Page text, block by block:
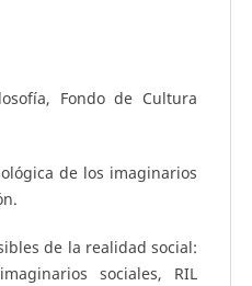
Fondo de Cultura
de los imaginarios
de la realidad social:
sociales, RIL